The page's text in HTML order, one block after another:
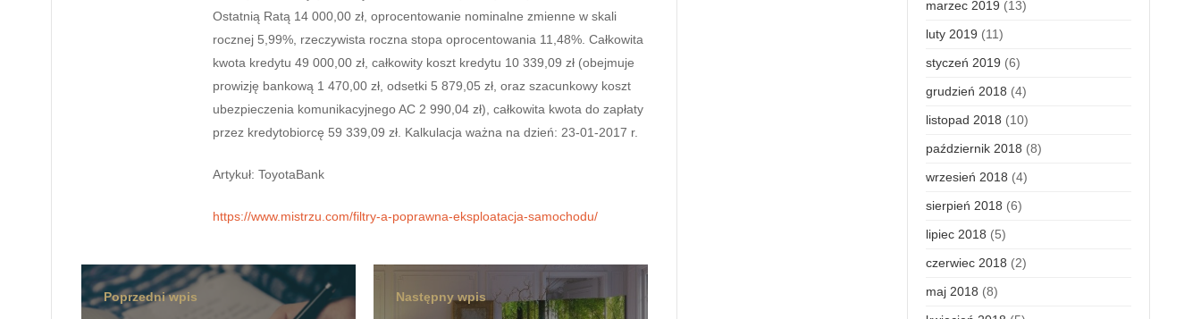
Ostatnią Ratą 14 000,00 zł, oprocentowanie nominalne zmienne w skali
rocznej 5,99%, rzeczywista roczna stopa oprocentowania 11,48%. Całkowita
kwota kredytu 49 000,00 zł, całkowity koszt kredytu 10 339,09 zł (obejmuje
prowizję bankową 1 470,00 zł, odsetki 5 879,05 zł, oraz szacunkowy koszt
ubezpieczenia komunikacyjnego AC 2 990,04 zł), całkowita kwota do zapłaty
przez kredytobiorcę 59 339,09 zł. Kalkulacja ważna na dzień: 23-01-2017 r.
Artykuł: ToyotaBank
https://www.mistrzu.com/filtry-a-poprawna-eksploatacja-samochodu/
Poprzedni wpis Następny wpis
marzec 2019 (13)
luty 2019 (11)
styczeń 2019 (6)
grudzień 2018 (4)
listopad 2018 (10)
październik 2018 (8)
wrzesień 2018 (4)
sierpień 2018 (6)
lipiec 2018 (5)
czerwiec 2018 (2)
maj 2018 (8)